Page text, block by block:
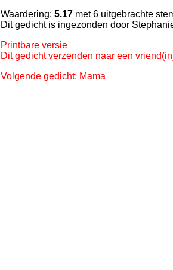
Waardering: 5.17 met 6 uitgebrachte
Dit gedicht is ingezonden door
Printbare versie
Dit gedicht verzenden naar een
Volgende gedicht: Mama